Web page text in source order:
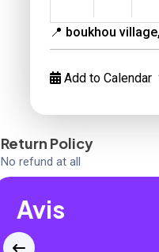
📍 boukhou
Add to Calendar
Return Policy
No refund at all
Avis